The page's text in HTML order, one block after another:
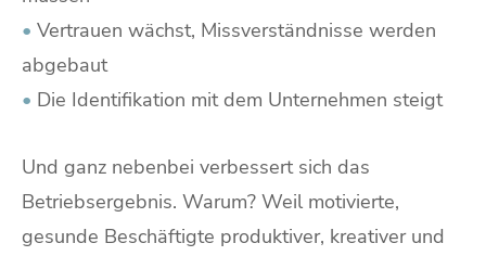
• Vertrauen wächst, Missverständnisse werden
abgebaut
• Die Identifikation mit dem Unternehmen steigt
Und ganz nebenbei verbessert sich das
Betriebsergebnis. Warum? Weil motivierte,
gesunde Beschäftigte produktiver, kreativer und